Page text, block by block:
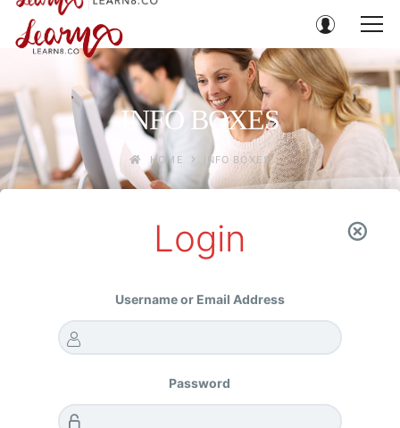
Login
Username or Email Address
Password
INFO BOXES
HOME INFO BOXES
OUR LEARNING MATERIALS
ที่ชอบความรู้สึกของการจับกระดาษ หรือคนไม่สะดวกอ่าน